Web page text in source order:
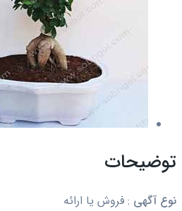
توضیحات
نوع آگهی : فروش یا ارائه